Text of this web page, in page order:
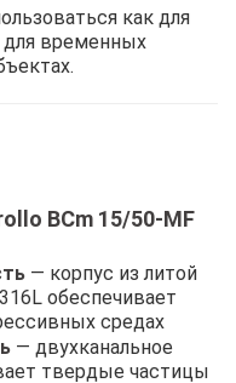
как для
для временных
BCm 15/50-MF
— корпус из литой
обеспечивает
средах
— двухканальное
твердые частицы